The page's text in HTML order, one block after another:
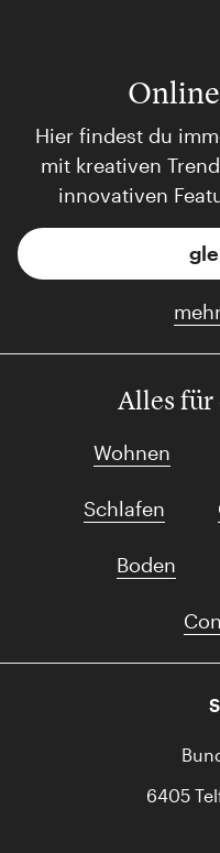
Hier findest du
mit kreativen
innovativen
Alles
Wohnen
Schlafen
Boden
6405